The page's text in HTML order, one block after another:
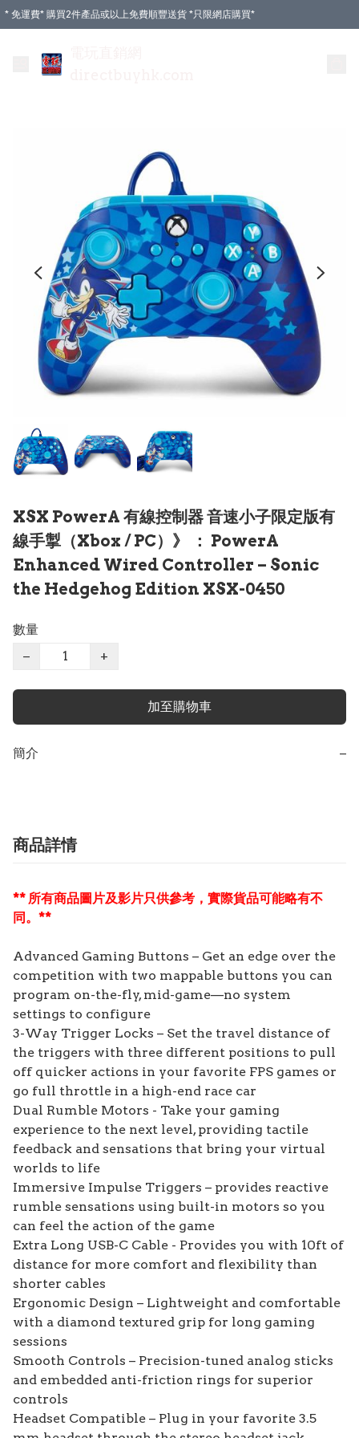
* 免運費* 購買2件產品或以上免費順豐送貨 *只限網店購買*
XSX PowerA 有線控制器 音速小子限定版有
線手掣（Xbox / PC）》 ： PowerA
Enhanced Wired Controller – Sonic
the Hedgehog Edition XSX-0450
數量
−
+
加至購物車
簡介 −
商品詳情
** 所有商品圖片及影片只供參考，實際貨品可能略有不
同。**
Advanced Gaming Buttons – Get an edge over the
competition with two mappable buttons you can
program on-the-fly, mid-game—no system
settings to configure
3-Way Trigger Locks – Set the travel distance of
the triggers with three different positions to pull
off quicker actions in your favorite FPS games or
go full throttle in a high-end race car
Dual Rumble Motors - Take your gaming
experience to the next level, providing tactile
feedback and sensations that bring your virtual
worlds to life
Immersive Impulse Triggers – provides reactive
rumble sensations using built-in motors so you
can feel the action of the game
Extra Long USB-C Cable - Provides you with 10ft of
distance for more comfort and flexibility than
shorter cables
Ergonomic Design – Lightweight and comfortable
with a diamond textured grip for long gaming
sessions
Smooth Controls – Precision-tuned analog sticks
and embedded anti-friction rings for superior
controls
Headset Compatible – Plug in your favorite 3.5